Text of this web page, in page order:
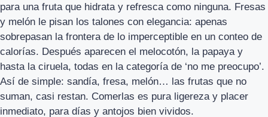
para una fruta que hidrata y refresca como ninguna. Fresas
y melón le pisan los talones con elegancia: apenas
sobrepasan la frontera de lo imperceptible en un conteo de
calorías. Después aparecen el melocotón, la papaya y
hasta la ciruela, todas en la categoría de ‘no me preocupo’.
Así de simple: sandía, fresa, melón… las frutas que no
suman, casi restan. Comerlas es pura ligereza y placer
inmediato, para días y antojos bien vividos.